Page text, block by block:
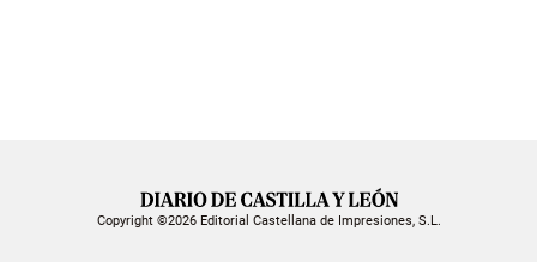
Copyright ©2026 Editorial Castellana de Impresiones, S.L.